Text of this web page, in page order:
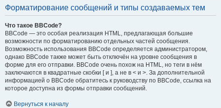
Форматирование сообщений и типы создаваемых тем
Что такое BBCode?
BBCode — это особая реализация HTML, предлагающая большие
возможности по форматированию отдельных частей сообщения.
Возможность использования BBCode определяется администратором,
однако BBCode также может быть отключён на уровне сообщения в
форме для его отправки. BBCode очень похож на HTML, но теги в нём
заключаются в квадратные скобки [ и ], а не в < и >. За дополнительной
информацией о BBCode обратитесь к руководству по BBCode, ссылка на
которое доступна из формы отправки сообщений.
Вернуться к началу